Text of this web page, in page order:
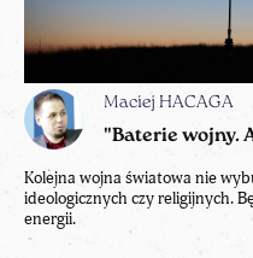
Maciej HACAGA
"Baterie wojny.
Kolejna wojna światowa nie
ideologicznych czy religijnych.
energii.